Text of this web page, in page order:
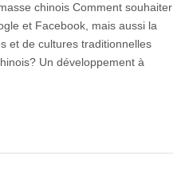
chinois Comment souhaiter
et Facebook, mais aussi la
et de cultures traditionnelles
Un développement à